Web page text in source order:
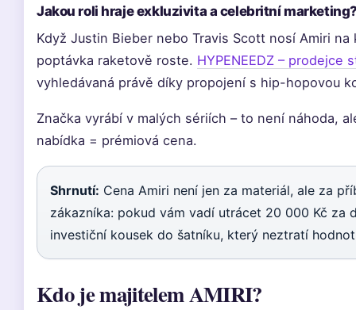
Jakou roli hraje exkluzivita a celebritní
Když Justin Bieber nebo Travis Scott nosí Amiri
poptávka raketově roste. HYPENEEDZ – prodejce
vyhledávaná právě díky propojení s hip-hopovou
Značka vyrábí v malých sériích – to není náhoda,
nabídka = prémiová cena.
Shrnutí: Cena Amiri není jen za materiál, ale za
zákazníka: pokud vám vadí utrácet 20 000 Kč za
investiční kousek do šatníku, který neztratí
Kdo je majitelem AMIRI?